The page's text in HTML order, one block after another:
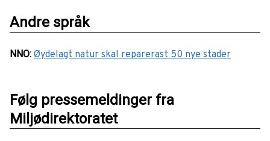
Andre språk
NNO: Øydelagt natur skal reparerast 50 nye stader
Følg pressemeldinger fra
Miljødirektoratet